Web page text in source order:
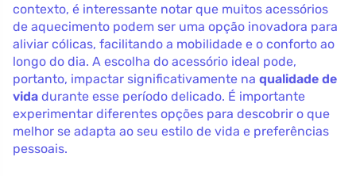
contexto, é interessante notar que muitos acessórios
de aquecimento podem ser uma opção inovadora para
aliviar cólicas, facilitando a mobilidade e o conforto ao
longo do dia. A escolha do acessório ideal pode,
portanto, impactar significativamente na qualidade de
vida durante esse período delicado. É importante
experimentar diferentes opções para descobrir o que
melhor se adapta ao seu estilo de vida e preferências
pessoais.